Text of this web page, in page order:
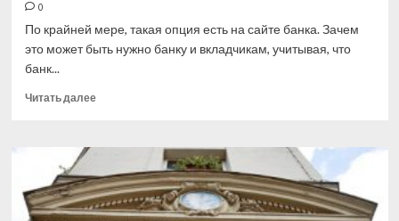
0
По крайней мере, такая опция есть на сайте банка. Зачем
это может быть нужно банку и вкладчикам, учитывая, что
банк...
Читать далееПрочитать
Совкомбанк
россиянам
срочные
валютные